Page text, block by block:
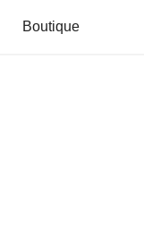
Boutique